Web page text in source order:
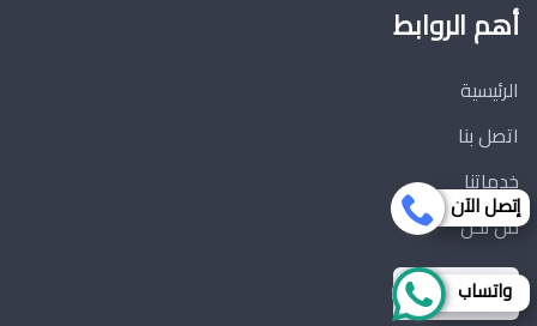
فيسبوكتويتر
أهم الروابط
الرئيسية
اتصل بنا
خدماتنا
من نحن
تواصل معنا
إتصل الآن
واتساب